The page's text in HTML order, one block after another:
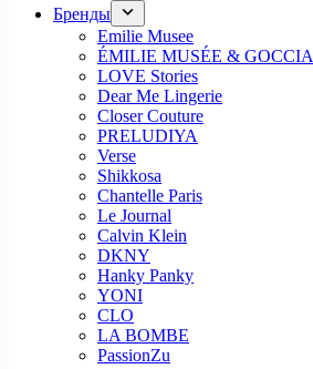
Бренды
Emilie Musee
ÉMILIE MUSÉE & GOCCIA
LOVE Stories
Dear Me Lingerie
Closer Couture
PRELUDIYA
Verse
Shikkosa
Chantelle Paris
Le Journal
Calvin Klein
DKNY
Hanky Panky
YONI
CLO
LA BOMBE
PassionZu